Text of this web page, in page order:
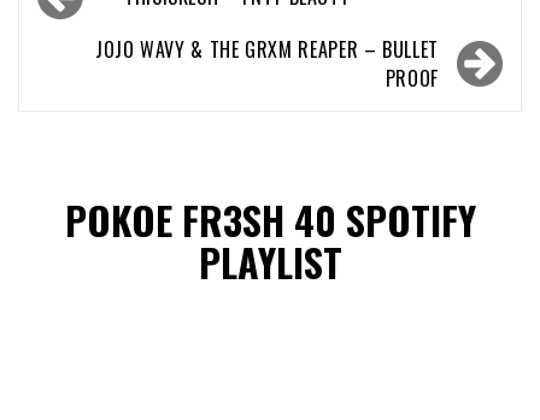
navigatieJOJO WAVY & THE GRXM REAPER – BULLET
PROOF
POKOE FR3SH 40 SPOTIFY
PLAYLIST